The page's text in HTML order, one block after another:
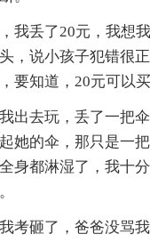
我丢了20元，我想
，说小孩子犯错很
要知道，20元可以
出去玩，丢了一把
她的伞，那只是一
身都淋湿了，我十
考砸了，爸爸没骂